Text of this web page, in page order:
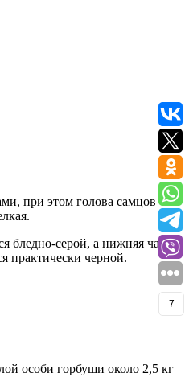
при этом голова самцов
бледно-серой, а нижняя часть
практически черной.
особи горбуши около 2,5 кг
7